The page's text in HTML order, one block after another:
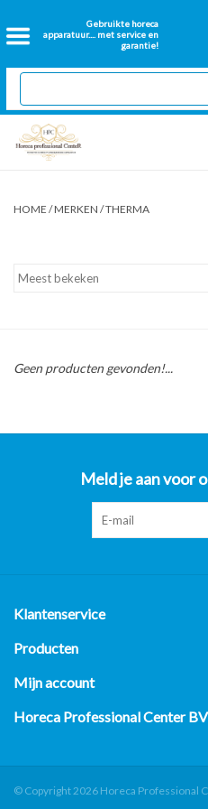
Gebruikte horeca
apparatuur.... met service en
garantie!
Home
2dehands Horeca
Nieuwe apparatuur
Onderdelen bakwanden
Over ons
HOME /MERKEN /THERMA
Geen producten gevonden!...
Meld je aan voor
Klantenservice
Producten
Mijn account
Horeca Professional Center BV
© Copyright 2026 Horeca Professional